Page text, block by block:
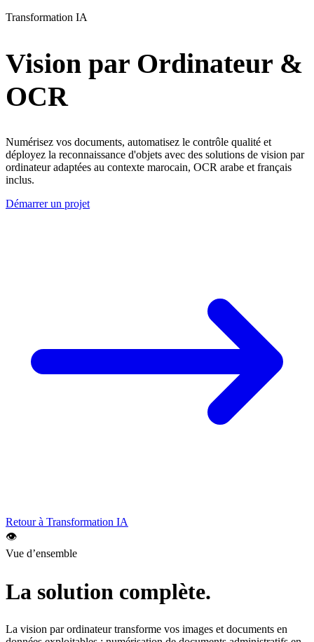
Transformation IA
Vision par Ordinateur &
OCR
Numérisez vos documents, automatisez le contrôle qualité et
déployez la reconnaissance d'objets avec des solutions de vision par
ordinateur adaptées au contexte marocain, OCR arabe et français
inclus.
Démarrer un projet
Retour à Transformation IA
👁️
Vue d’ensemble
La solution complète.
La vision par ordinateur transforme vos images et documents en